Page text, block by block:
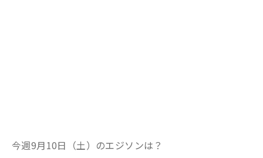
今週9月10日（土）のエジソンは？